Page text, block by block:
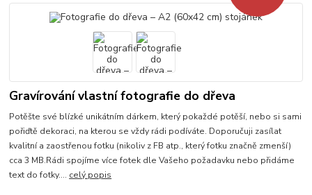
Gravírování vlastní fotografie do dřeva
Potěšte své blízké unikátním dárkem, který pokaždé potěší, nebo si sami
pořiďtě dekoraci, na kterou se vždy rádi podíváte. Doporučuji zasílat
kvalitní a zaostřenou fotku (nikoliv z FB atp., který fotku značně zmenší)
cca 3 MB.Rádi spojíme více fotek dle Vašeho požadavku nebo přidáme
text do fotky.... celý popis